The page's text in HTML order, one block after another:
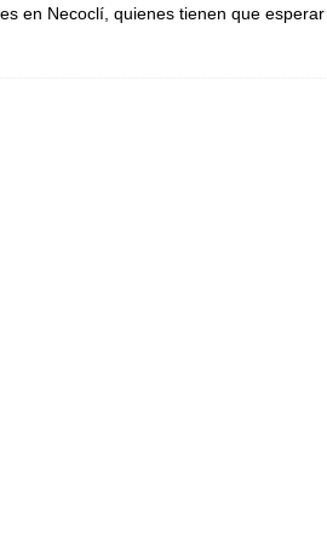
en Necoclí, quienes tienen que